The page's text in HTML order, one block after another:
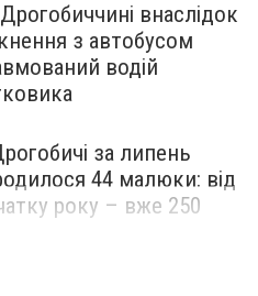
внаслідок
з автобусом
водій
за липень
44 малюки: від
року – вже 250